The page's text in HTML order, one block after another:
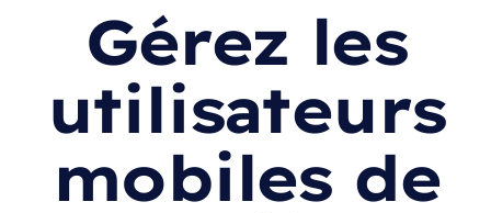
Gérez les
utilisateurs
mobiles de